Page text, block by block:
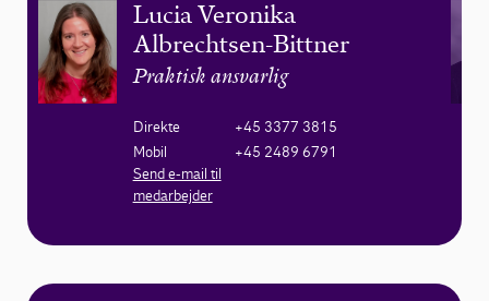
Lucia Veronika
Albrechtsen-Bittner
Praktisk ansvarlig
Direkte
+45 3377 3815
Mobil
+45 2489 6791
Send e-mail til
medarbejder